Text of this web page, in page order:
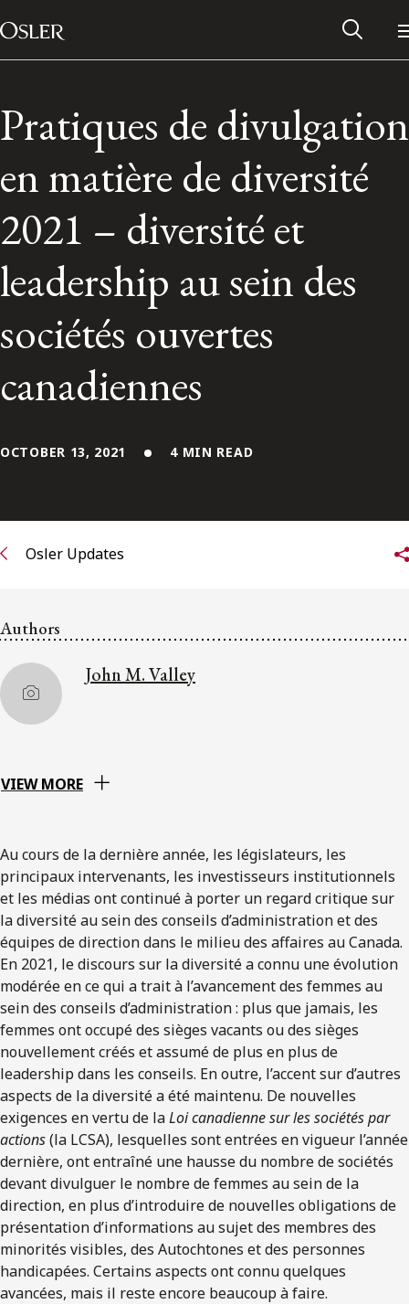
Skip to content
Main Navigation
Alumni Network
Contact Us
Subscribe to receive our latest insights
Pratiques de divulgation
en matière de diversité
2021 – diversité et
leadership au sein des
sociétés ouvertes
canadiennes
OCTOBER 13, 2021 4 MIN READ
Osler Updates
Authors
John M. Valley
VIEW MORE
Au cours de la dernière année, les législateurs, les
principaux intervenants, les investisseurs institutionnels
et les médias ont continué à porter un regard critique sur
la diversité au sein des conseils d’administration et des
équipes de direction dans le milieu des affaires au Canada.
En 2021, le discours sur la diversité a connu une évolution
modérée en ce qui a trait à l’avancement des femmes au
sein des conseils d’administration : plus que jamais, les
femmes ont occupé des sièges vacants ou des sièges
nouvellement créés et assumé de plus en plus de
leadership dans les conseils. En outre, l’accent sur d’autres
aspects de la diversité a été maintenu. De nouvelles
exigences en vertu de laLoi canadienne sur les sociétés par
actions(la LCSA), lesquelles sont entrées en vigueur l’année
dernière, ont entraîné une hausse du nombre de sociétés
devant divulguer le nombre de femmes au sein de la
direction, en plus d’introduire de nouvelles obligations de
présentation d’informations au sujet des membres des
minorités visibles, des Autochtones et des personnes
handicapées. Certains aspects ont connu quelques
avancées, mais il reste encore beaucoup à faire.